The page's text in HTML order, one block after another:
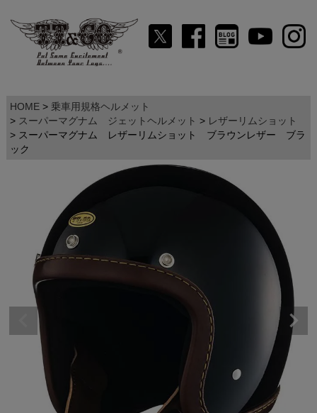
HOME
乗車用規格ヘルメット
スーパーマグナム ジェットヘルメット
レザーリムショット
スーパーマグナム レザーリムショット ブラウンレザー ブラ
ック